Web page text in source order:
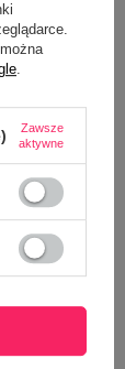
.
Zawsze
aktywne